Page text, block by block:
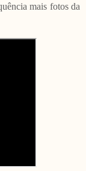
mais fotos da